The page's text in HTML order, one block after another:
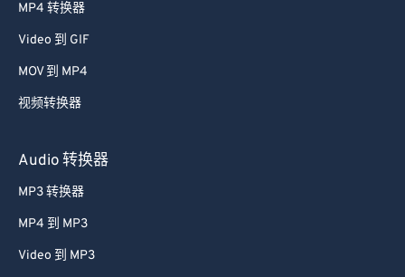
MP4 转换器
Video 到 GIF
MOV 到 MP4
视频转换器
Audio 转换器
MP3 转换器
MP4 到 MP3
Video 到 MP3